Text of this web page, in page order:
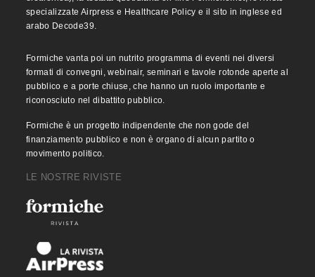
specializzate Airpress e Healthcare Policy e il sito in inglese ed
arabo Decode39.
Formiche vanta poi un nutrito programma di eventi nei diversi
formati di convegni, webinair, seminari e tavole rotonde aperte al
pubblico e a porte chiuse, che hanno un ruolo importante e
riconosciuto nel dibattito pubblico.
Formiche è un progetto indipendente che non gode del
finanziamento pubblico e non è organo di alcun partito o
movimento politico.
LE NOSTRE RIVISTE